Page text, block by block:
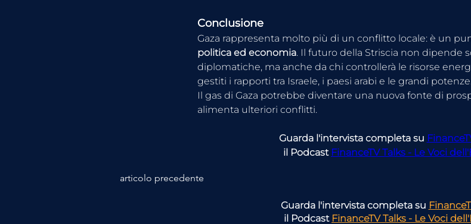
Conclusione
Gaza rappresenta molto più di un conflitto locale: è un
politica ed economia. Il futuro della Striscia non dipende
diplomatiche, ma anche da chi controllerà le risorse
gestiti i rapporti tra Israele, i paesi arabi e le grandi potenze.
Il gas di Gaza potrebbe diventare una nuova fonte di
alimenta ulteriori conflitti.
Guarda l'intervista completa su
il Podcast FinanceTV Talks - Le Voci
articolo precedente
Guarda l'intervista completa su
il Podcast FinanceTV Talks - Le Voci